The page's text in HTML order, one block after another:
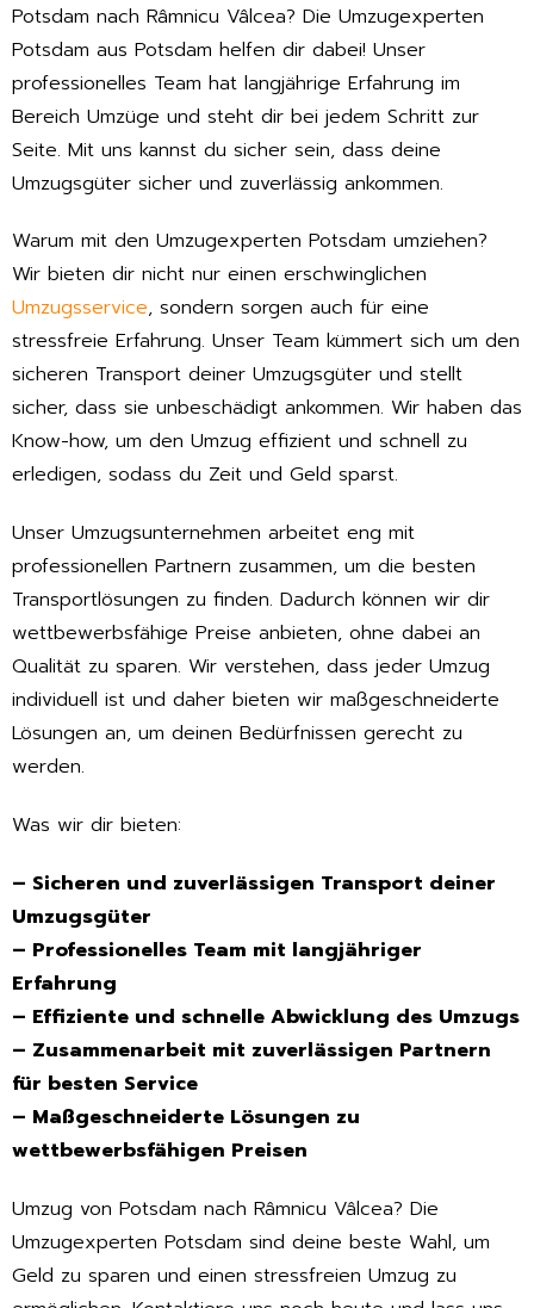
Potsdam nach Râmnicu Vâlcea? Die Umzugexperten
Potsdam aus Potsdam helfen dir dabei! Unser
professionelles Team hat langjährige Erfahrung im
Bereich Umzüge und steht dir bei jedem Schritt zur
Seite. Mit uns kannst du sicher sein, dass deine
Umzugsgüter sicher und zuverlässig ankommen.
Warum mit den Umzugexperten Potsdam umziehen?
Wir bieten dir nicht nur einen erschwinglichen
Umzugsservice, sondern sorgen auch für eine
stressfreie Erfahrung. Unser Team kümmert sich um den
sicheren Transport deiner Umzugsgüter und stellt
sicher, dass sie unbeschädigt ankommen. Wir haben das
Know-how, um den Umzug effizient und schnell zu
erledigen, sodass du Zeit und Geld sparst.
Unser Umzugsunternehmen arbeitet eng mit
professionellen Partnern zusammen, um die besten
Transportlösungen zu finden. Dadurch können wir dir
wettbewerbsfähige Preise anbieten, ohne dabei an
Qualität zu sparen. Wir verstehen, dass jeder Umzug
individuell ist und daher bieten wir maßgeschneiderte
Lösungen an, um deinen Bedürfnissen gerecht zu
werden.
Was wir dir bieten:
– Sicheren und zuverlässigen Transport deiner
Umzugsgüter
– Professionelles Team mit langjähriger
Erfahrung
– Effiziente und schnelle Abwicklung des Umzugs
– Zusammenarbeit mit zuverlässigen Partnern
für besten Service
– Maßgeschneiderte Lösungen zu
wettbewerbsfähigen Preisen
Umzug von Potsdam nach Râmnicu Vâlcea? Die
Umzugexperten Potsdam sind deine beste Wahl, um
Geld zu sparen und einen stressfreien Umzug zu